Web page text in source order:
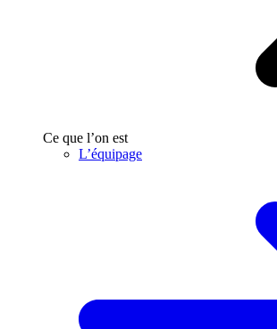
Ce que l’on est
L’équipage